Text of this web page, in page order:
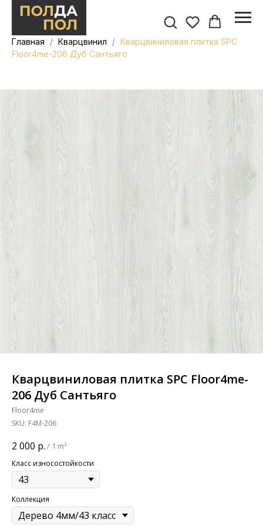
Главная Кварцвинил
Кварцвиниловая плитка SPC
Floor4me-206 Дуб Сантьяго
Кварцвиниловая плитка SPC Floor4me-
206 Дуб Сантьяго
Floor4me
SKU: F4M-206
2 000 р. / 1 m²
Класс износостойкости
Коллекция